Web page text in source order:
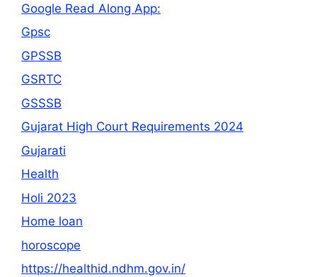
Google Read Along App:
Gpsc
GPSSB
GSRTC
GSSSB
Gujarat High Court Requirements 2024
Gujarati
Health
Holi 2023
Home loan
horoscope
https://healthid.ndhm.gov.in/